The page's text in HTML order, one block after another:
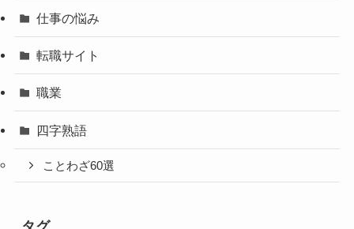
仕事の悩み
転職サイト
職業
四字熟語
ことわざ60選